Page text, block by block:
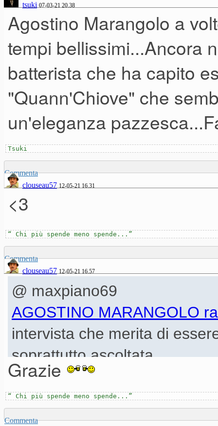
tsuki 07-03-21 20.38
Agostino Marangolo a
tempi bellissimi...Ancora
batterista che ha capito
"Quann'Chiove" che
un'eleganza
Tsuki
Commenta
clouseau57 12-05-21 16.31
<3
“ Chi più spende meno spende...”
Commenta
clouseau57 12-05-21 16.57
@ maxpiano69
AGOSTINO MARANGOLO
intervista che merita di
soprattutto ascoltata...
Grazie
“ Chi più spende meno spende...”
Commenta